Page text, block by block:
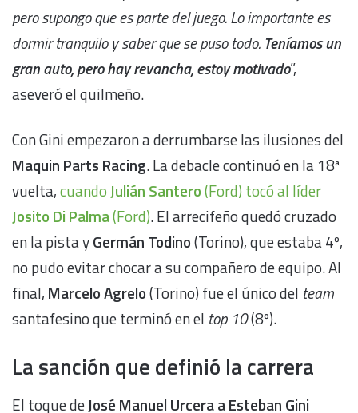
pero supongo que es parte del juego. Lo importante es
dormir tranquilo y saber que se puso todo. Teníamos un
gran auto, pero hay revancha, estoy motivado”,
aseveró el quilmeño.
Con Gini empezaron a derrumbarse las ilusiones del
Maquin Parts Racing. La debacle continuó en la 18ª
vuelta,cuandoJulián Santero(Ford) tocó al líder
Josito Di Palma(Ford). El arrecifeño quedó cruzado
en la pista yGermán Todino(Torino), que estaba 4º,
no pudo evitar chocar a su compañero de equipo. Al
final, Marcelo Agrelo(Torino) fue el único del team
santafesino que terminó en el top 10(8º).
La sanción que definió la carrera
El toque deJosé Manuel Urcera a Esteban Gini